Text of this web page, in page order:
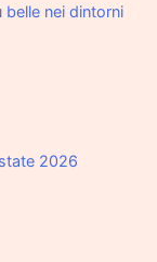
belle nei dintorni
2026